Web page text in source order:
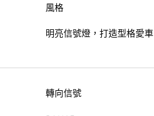
風格
明亮信號燈，打造型格愛車
轉向信號